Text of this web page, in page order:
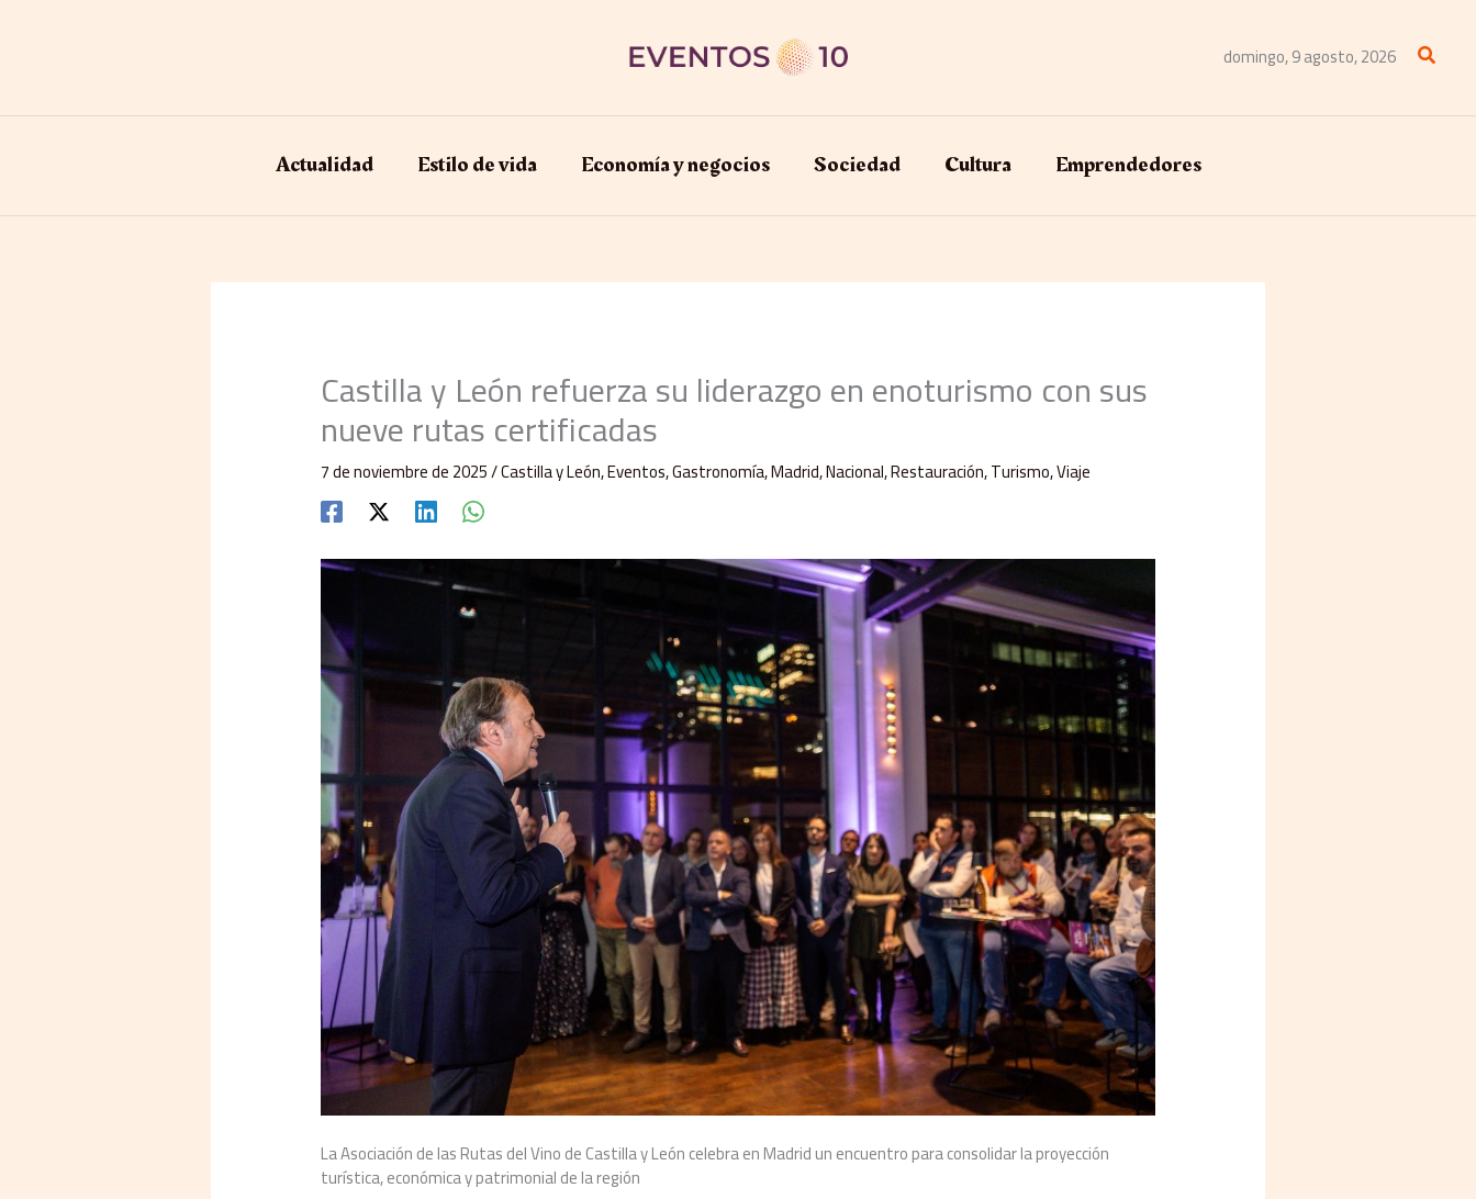
domingo, 9 agosto, 2026 Buscar
Actualidad Estilo de vida Economía y negocios​ Sociedad Cultura Emprendedores
Castilla y León refuerza su liderazgo en enoturismo con sus
nueve rutas certificadas
7 de noviembre de 2025/Castilla y León,Eventos,Gastronomía,Madrid,Nacional,Restauración,Turismo,Viaje
La Asociación de las Rutas del Vino de Castilla y León celebra en Madrid un encuentro para consolidar la proyección
turística, económica y patrimonial de la región